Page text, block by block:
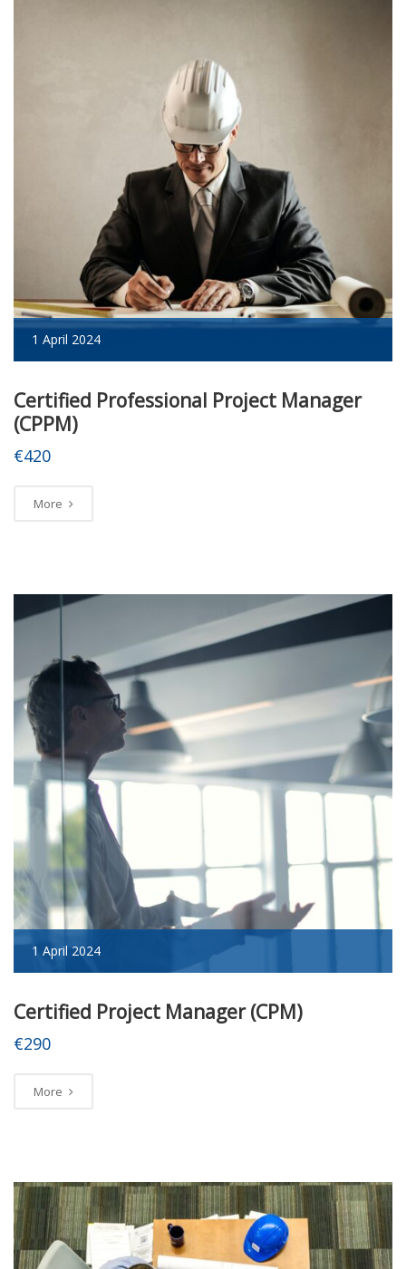
1 April 2024
Certified Professional Project Manager
(CPPM)
€420
More
1 April 2024
Certified Project Manager (CPM)
€290
More